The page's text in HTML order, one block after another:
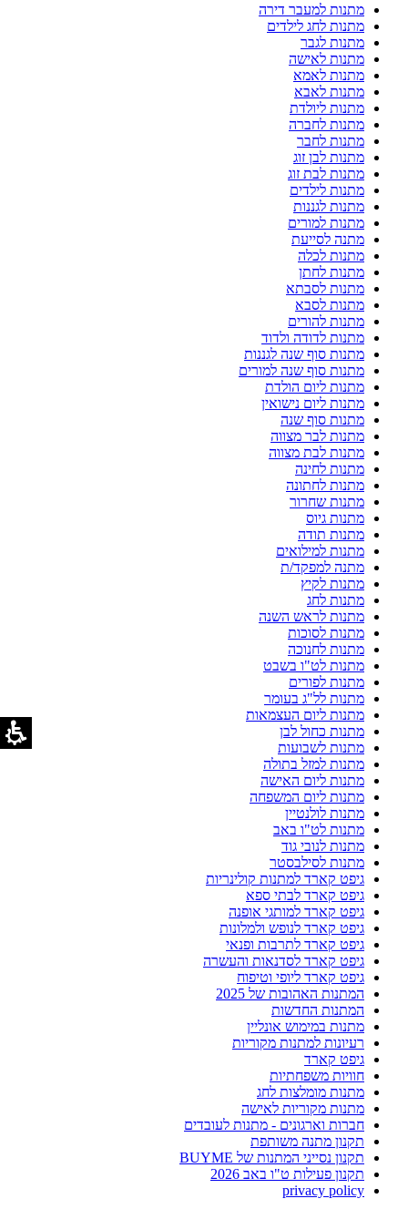
מתנות למעבר דירה
מתנות לחג לילדים
מתנות לגבר
מתנות לאישה
מתנות לאמא
מתנות לאבא
מתנות ליולדת
מתנות לחברה
מתנות לחבר
מתנות לבן זוג
מתנות לבת זוג
מתנות לילדים
מתנות לגננות
מתנות למורים
מתנה לסייעת
מתנות לכלה
מתנות לחתן
מתנות לסבתא
מתנות לסבא
מתנות להורים
מתנות לדודה ולדוד
מתנות סוף שנה לגננות
מתנות סוף שנה למורים
מתנות ליום הולדת
מתנות ליום נישואין
מתנות סוף שנה
מתנות לבר מצווה
מתנות לבת מצווה
מתנות לחינה
מתנות לחתונה
מתנות שחרור
מתנות גיוס
מתנות תודה
מתנות למילואים
מתנה למפקד/ת
מתנות לקיץ
מתנות לחג
מתנות לראש השנה
מתנות לסוכות
מתנות לחנוכה
מתנות לט"ו בשבט
מתנות לפורים
מתנות לל"ג בעומר
מתנות ליום העצמאות
מתנות כחול לבן
מתנות לשבועות
מתנות למזל בתולה
מתנות ליום האישה
מתנות ליום המשפחה
מתנות לולנטיין
מתנות לט"ו באב
מתנות לנובי גוד
מתנות לסילבסטר
גיפט קארד למתנות קולינריות
גיפט קארד לבתי ספא
גיפט קארד למותגי אופנה
גיפט קארד לנופש ולמלונות
גיפט קארד לתרבות ופנאי
גיפט קארד לסדנאות והעשרה
גיפט קארד ליופי וטיפוח
המתנות האהובות של 2025
המתנות החדשות
מתנות במימוש אונליין
רעיונות למתנות מקוריות
גיפט קארד
חוויות משפחתיות
מתנות מומלצות לחג
מתנות מקוריות לאישה
חברות וארגונים - מתנות לעובדים
תקנון מתנה משותפת
תקנון נסייני המתנות של BUYME
תקנון פעילות ט"ו באב 2026
privacy policy